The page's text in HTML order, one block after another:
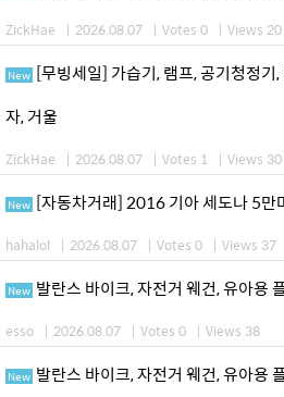
ZickHae | 2026.08.07 | Votes 0 | Views 20
New [무빙세일] 가습기, 램프, 공기청정기
자, 거울
ZickHae | 2026.08.07 | Votes 1 | Views 30
New [자동차거래] 2016 기아 세도나 5만
hahalol | 2026.08.07 | Votes 0 | Views 37
New 발란스 바이크, 자전거 웨건, 유아용
esso | 2026.08.07 | Votes 0 | Views 38
New 발란스 바이크, 자전거 웨건, 유아용